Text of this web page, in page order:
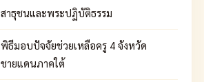
สาธุชนและพระปฏิบัติธรรม
พิธีมอบปัจจัยช่วยเหลือครู 4 จังหวัด
ชายแดนภาคใต้